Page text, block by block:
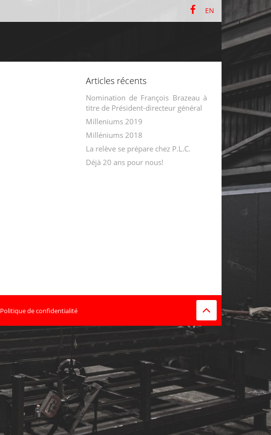
EN
Articles récents
Nomination de François Brazeau à
titre de Président-directeur général
Milleniums 2019
Milléniums 2018
La relève se prépare chez P.L.C.
Déjà 20 ans pour nous!
Politique de confidentialité